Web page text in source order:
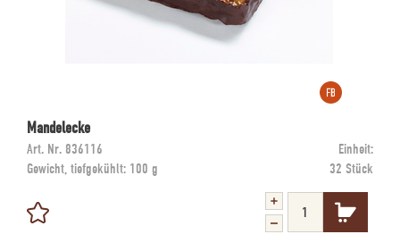
Mandelecke
Art. Nr. 836116
Einheit:
Gewicht, tiefgekühlt: 100 g 32 Stück